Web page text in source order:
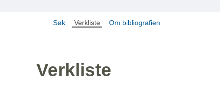
Søk Verkliste Om bibliografien
Verkliste